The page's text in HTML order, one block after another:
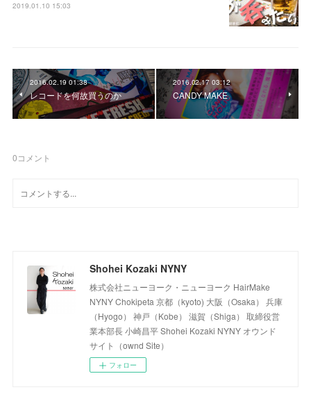
2019.01.10 15:03
2016.02.19 01:38
レコードを何故買うのか
2016.02.17 03:12
CANDY MAKE
0コメント
Shohei Kozaki NYNY
株式会社ニューヨーク・ニューヨーク HairMake
NYNY Chokipeta 京都（kyoto) 大阪（Osaka） 兵庫
（Hyogo） 神戸（Kobe） 滋賀（Shiga） 取締役営
業本部長 小崎昌平 Shohei Kozaki NYNY オウンド
サイト（ownd Site）
フォロー